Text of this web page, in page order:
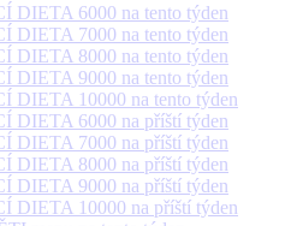
DIETA 6000 na tento týden
DIETA 7000 na tento týden
DIETA 8000 na tento týden
DIETA 9000 na tento týden
DIETA 10000 na tento týden
DIETA 6000 na příští týden
DIETA 7000 na příští týden
DIETA 8000 na příští týden
DIETA 9000 na příští týden
DIETA 10000 na příští týden